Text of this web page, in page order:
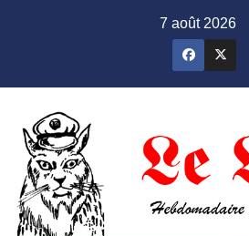
7 août 2026